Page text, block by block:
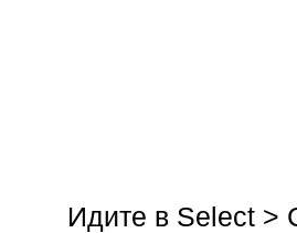
Идите в Select >